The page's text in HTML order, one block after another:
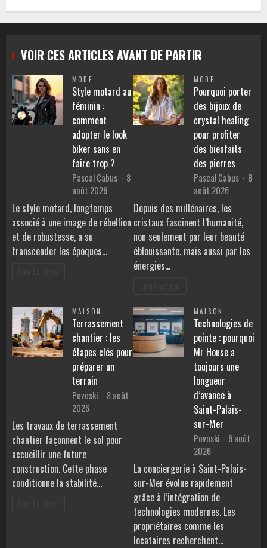
VOIR CES ARTICLES AVANT DE PARTIR
MODE
Style motard au
féminin :
comment
adopter le look
biker sans en
faire trop ?
Pascal Cabus
8
août 2026
Le style motard, longtemps
associé à une image de rébellion
et de robustesse, a su
transcender les époques…
MODE
Pourquoi porter
des bijoux de
crystal healing
pour profiter
des bienfaits
des pierres
Pascal Cabus
8
août 2026
Depuis des millénaires, les
cristaux fascinent l’humanité,
non seulement par leur beauté
éblouissante, mais aussi par les
énergies…
MAISON
Terrassement
chantier : les
étapes clés pour
préparer un
terrain
Povoski
8 août
2026
Les travaux de terrassement
chantier façonnent le sol pour
accueillir une future
construction. Cette phase
conditionne la stabilité…
MAISON
Technologies de
pointe : pourquoi
Mr House a
toujours une
longueur
d’avance à
Saint-Palais-
sur-Mer
Povoski
6 août
2026
La conciergerie à Saint-Palais-
sur-Mer évolue rapidement
grâce à l’intégration de
technologies modernes. Les
propriétaires comme les
locataires recherchent…